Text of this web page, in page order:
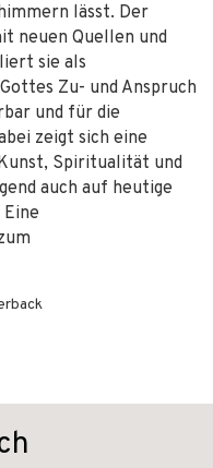
lässt. Der
neuen Quellen und
sie als
Zu- und Anspruch
und für die
zeigt sich eine
Spiritualität und
auch auf heutige